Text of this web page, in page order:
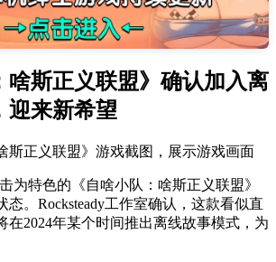
啥斯正义联盟》确认加入离
迎来新希望
为特色的《自啥小队：啥斯正义联盟》
态。Rocksteady工作室确认，这款看似直
在2024年某个时间推出离线故事模式，为